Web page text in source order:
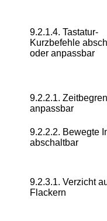
9.2.1.4. Tastatur-
Kurzbefehle
oder anpassbar
9.2.2.1.
anpassbar
9.2.2.2. Bewegte
abschaltbar
9.2.3.1. Verzicht
Flackern